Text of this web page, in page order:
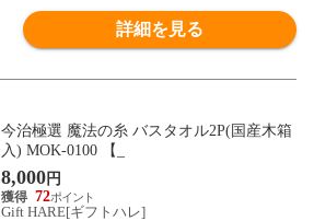
詳細を見る
今治極選 魔法の糸 バスタオル2P(国産木箱
入) MOK-0100 【_
8,000円
72
Gift HARE[ギフトハレ]